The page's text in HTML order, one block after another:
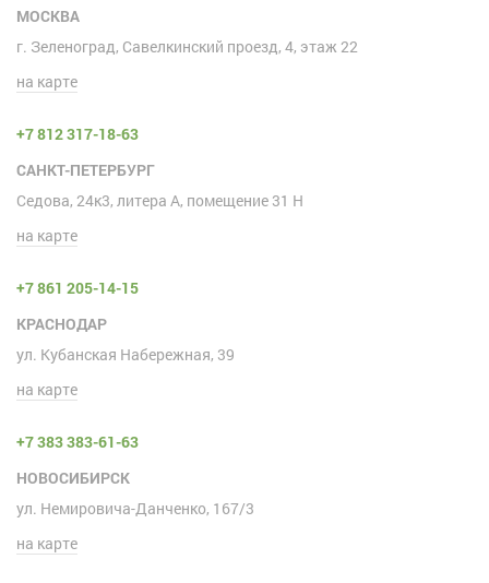
МОСКВА
г. Зеленоград, Савелкинский проезд, 4, этаж 22
на карте
+7 812 317-18-63
САНКТ-ПЕТЕРБУРГ
Седова, 24к3, литера А, помещение 31 H
на карте
+7 861 205-14-15
КРАСНОДАР
ул. Кубанская Набережная, 39
на карте
+7 383 383-61-63
НОВОСИБИРСК
ул. Немировича-Данченко, 167/3
на карте